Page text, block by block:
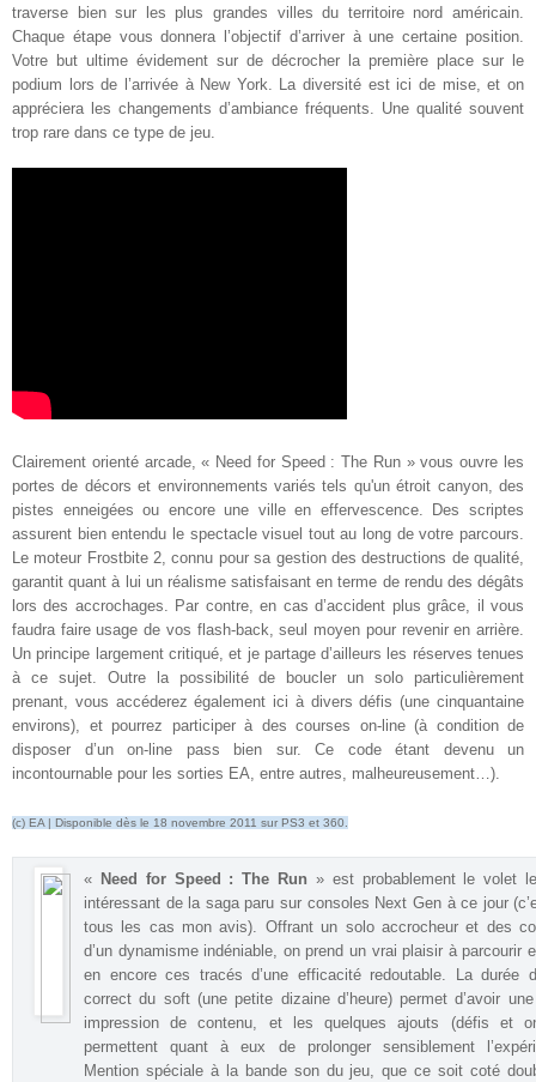
traverse bien sur les plus grandes villes du territoire nord américain.
Chaque étape vous donnera l’objectif d’arriver à une certaine position.
Votre but ultime évidement sur de décrocher la première place sur le
podium lors de l’arrivée à New York. La diversité est ici de mise, et on
appréciera les changements d’ambiance fréquents. Une qualité souvent
trop rare dans ce type de jeu.
Clairement orienté arcade, « Need for Speed : The Run » vous ouvre les
portes de décors et environnements variés tels qu'un étroit canyon, des
pistes enneigées ou encore une ville en effervescence. Des scriptes
assurent bien entendu le spectacle visuel tout au long de votre parcours.
Le moteur Frostbite 2, connu pour sa gestion des destructions de qualité,
garantit quant à lui un réalisme satisfaisant en terme de rendu des dégâts
lors des accrochages. Par contre, en cas d’accident plus grâce, il vous
faudra faire usage de vos flash-back, seul moyen pour revenir en arrière.
Un principe largement critiqué, et je partage d’ailleurs les réserves tenues
à ce sujet. Outre la possibilité de boucler un solo particulièrement
prenant, vous accéderez également ici à divers défis (une cinquantaine
environs), et pourrez participer à des courses on-line (à condition de
disposer d’un on-line pass bien sur. Ce code étant devenu un
incontournable pour les sorties EA, entre autres, malheureusement…).
(c) EA | Disponible dès le 18 novembre 2011 sur PS3 et 360.
« Need for Speed : The Run » est probablement le volet
intéressant de la saga paru sur consoles Next Gen à ce jour
tous les cas mon avis). Offrant un solo accrocheur et des
d’un dynamisme indéniable, on prend un vrai plaisir à parcourir
en encore ces tracés d’une efficacité redoutable. La durée
correct du soft (une petite dizaine d’heure) permet d’avoir
impression de contenu, et les quelques ajouts (défis et
permettent quant à eux de prolonger sensiblement
Mention spéciale à la bande son du jeu, que ce soit coté